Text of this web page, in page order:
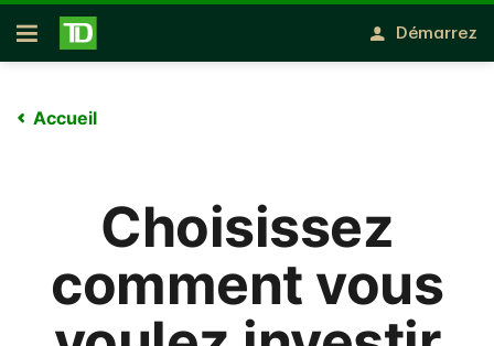
Ouvert
Démarrez
Accueil
Choisissez
comment vous